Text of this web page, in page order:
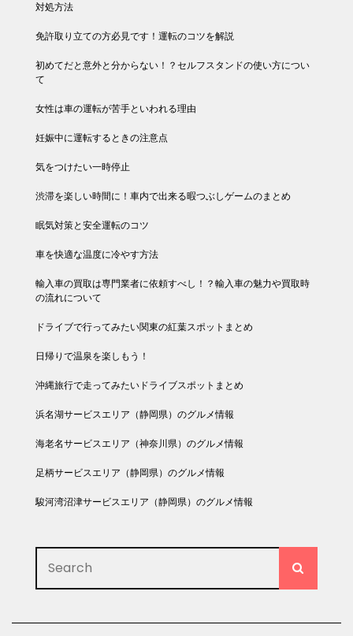
対処方法
免許取り立ての方必見です！運転のコツを解説
初めてだと意外と分からない！？セルフスタンドの使い方につい
て
女性は車の運転が苦手といわれる理由
妊娠中に運転するときの注意点
気をつけたい一時停止
渋滞を楽しい時間に！車内で出来る暇つぶしゲームのまとめ
眠気対策と安全運転のコツ
車を快適な温度に冷やす方法
輸入車の買取は専門業者に依頼すべし！？輸入車の魅力や買取時
の流れについて
ドライブで行ってみたい関東の紅葉スポットまとめ
日帰りで温泉を楽しもう！
沖縄旅行で走ってみたいドライブスポットまとめ
浜名湖サービスエリア（静岡県）のグルメ情報
海老名サービスエリア（神奈川県）のグルメ情報
足柄サービスエリア（静岡県）のグルメ情報
駿河湾沼津サービスエリア（静岡県）のグルメ情報
for: